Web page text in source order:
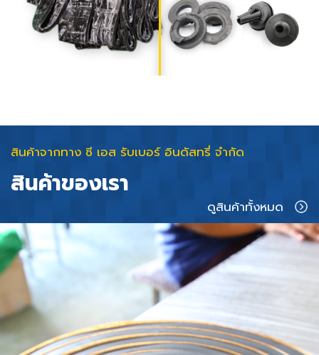
สินค้าจากทาง ซี เอส รับเบอร์ อินดัสทรี่ จำกัด
สินค้าของเรา
ดูสินค้าทั้งหมด